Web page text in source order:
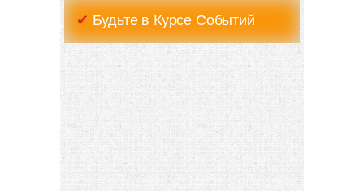
✔ Будьте в Курсе Событий